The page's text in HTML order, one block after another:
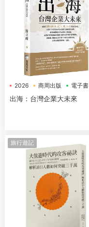
2026 商周出版 電子書
出海：台灣企業大未來
旅行遊記